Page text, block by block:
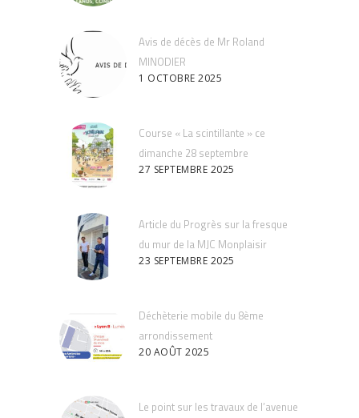
Avis de décès de Mr Roland
MINODIER
1 OCTOBRE 2025
Course « La scintillante » ce
dimanche 28 septembre
27 SEPTEMBRE 2025
Article du Progrès sur la fresque
du mur de la MJC Monplaisir
23 SEPTEMBRE 2025
Déchèterie mobile du 8ème
arrondissement
20 AOÛT 2025
Le point sur les travaux de l’avenue